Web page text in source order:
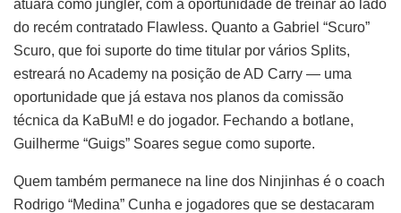
atuará como jungler, com a oportunidade de treinar ao lado
do recém contratado Flawless. Quanto a Gabriel “Scuro”
Scuro, que foi suporte do time titular por vários Splits,
estreará no Academy na posição de AD Carry — uma
oportunidade que já estava nos planos da comissão
técnica da KaBuM! e do jogador. Fechando a botlane,
Guilherme “Guigs” Soares segue como suporte.
Quem também permanece na line dos Ninjinhas é o coach
Rodrigo “Medina” Cunha e jogadores que se destacaram